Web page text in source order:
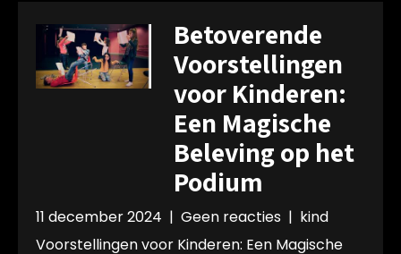
Betoverende
Voorstellingen
voor Kinderen:
Een Magische
Beleving op het
Podium
11 december 2024 | Geen reacties | kind
Voorstellingen voor Kinderen: Een Magische